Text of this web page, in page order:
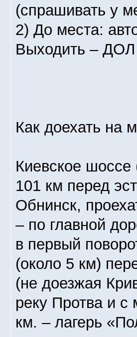
(спрашивать у
2) До места:
Выходить –
Как доехать на
Киевское
101 км перед
Обнинск,
– по главной
в первый
(около 5 км)
(не доезжая
реку Протва и с
км. – лагерь